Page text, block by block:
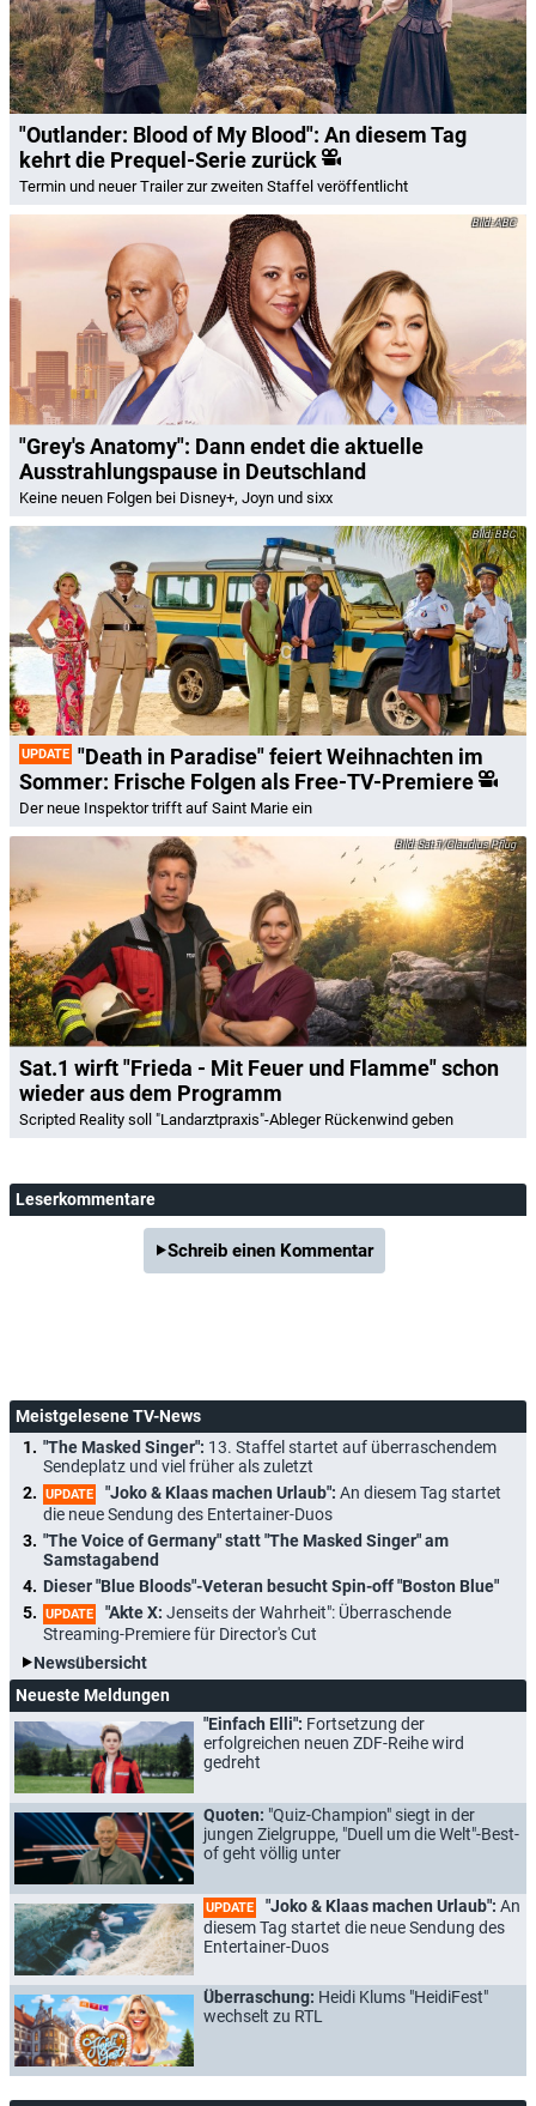
"Outlander: Blood of My Blood": An diesem Tag
kehrt die Prequel-Serie zurück
Termin und neuer Trailer zur zweiten Staffel veröffentlicht
ABC
"Grey's Anatomy": Dann endet die aktuelle
Ausstrahlungspause in Deutschland
Keine neuen Folgen bei Disney+, Joyn und sixx
BBC
UPDATE "Death in Paradise" feiert Weihnachten im
Sommer: Frische Folgen als Free-TV-Premiere
Der neue Inspektor trifft auf Saint Marie ein
Sat.1/Claudius Pflug
Sat.1 wirft "Frieda - Mit Feuer und Flamme" schon
wieder aus dem Programm
Scripted Reality soll "Landarztpraxis"-Ableger Rückenwind geben
Leserkommentare
Schreib einen Kommentar
Meistgelesene TV-News
"The Masked Singer": 13. Staffel startet auf überraschendem
Sendeplatz und viel früher als zuletzt
UPDATE "Joko & Klaas machen Urlaub": An diesem Tag startet
die neue Sendung des Entertainer-Duos
"The Voice of Germany" statt "The Masked Singer" am
Samstagabend
Dieser "Blue Bloods"-Veteran besucht Spin-off "Boston Blue"
UPDATE "Akte X: Jenseits der Wahrheit": Überraschende
Streaming-Premiere für Director's Cut
Newsübersicht
Neueste Meldungen
"Einfach Elli": Fortsetzung der
erfolgreichen neuen ZDF-Reihe wird
gedreht
Quoten: "Quiz-Champion" siegt in der
jungen Zielgruppe, "Duell um die Welt"-Best-
of geht völlig unter
UPDATE "Joko & Klaas machen Urlaub": An
diesem Tag startet die neue Sendung des
Entertainer-Duos
Überraschung: Heidi Klums "HeidiFest"
wechselt zu RTL